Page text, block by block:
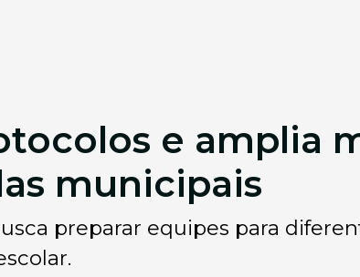
e amplia
municipais
preparar equipes para